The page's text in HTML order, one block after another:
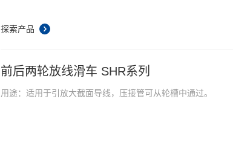
探索产品
前后两轮放线滑车 SHR系列
用途：适用于引放大截面导线，压接管可从轮槽中通过。